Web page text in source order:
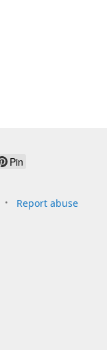
Pin
Report abuse